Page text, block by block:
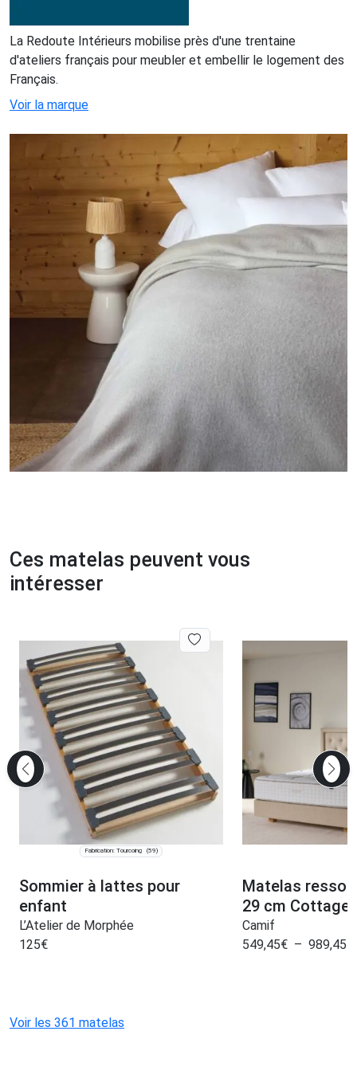
La Redoute Intérieurs mobilise près d'une trentaine
d'ateliers français pour meubler et embellir le logement des
Français.
Voir la marque
Ces matelas peuvent vous
intéresser
Fabrication: Tourcoing (59)
Sommier à lattes pour
enfant
L’Atelier de Morphée
125€
Matelas
29 cm Cottage
Camif
549,45€ – 989,45
Voir les 361 matelas